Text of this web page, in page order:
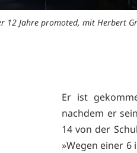
12 Jahre promoted, mit Herbert
Er ist
nachdem er
14 von der
»Wegen einer 6